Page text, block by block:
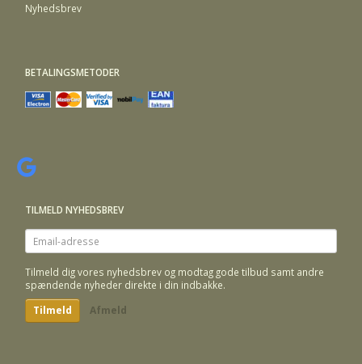
Nyhedsbrev
BETALINGSMETODER
TILMELD NYHEDSBREV
Email-
adresse
Tilmeld dig vores nyhedsbrev og modtag gode tilbud samt andre
spændende nyheder direkte i din indbakke.
Tilmeld Afmeld